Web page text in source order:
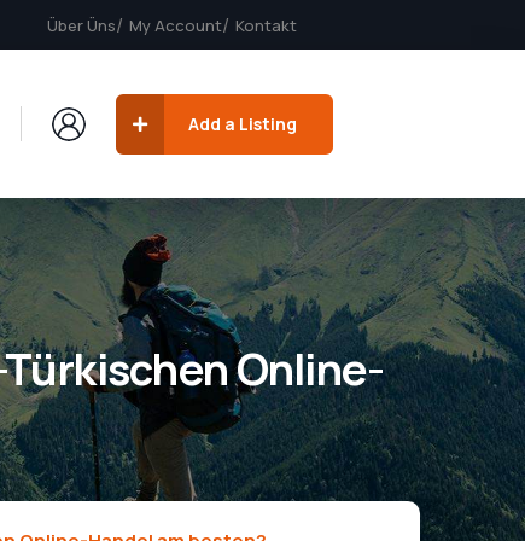
Über Üns My Account Kontakt
Add a Listing
Online-